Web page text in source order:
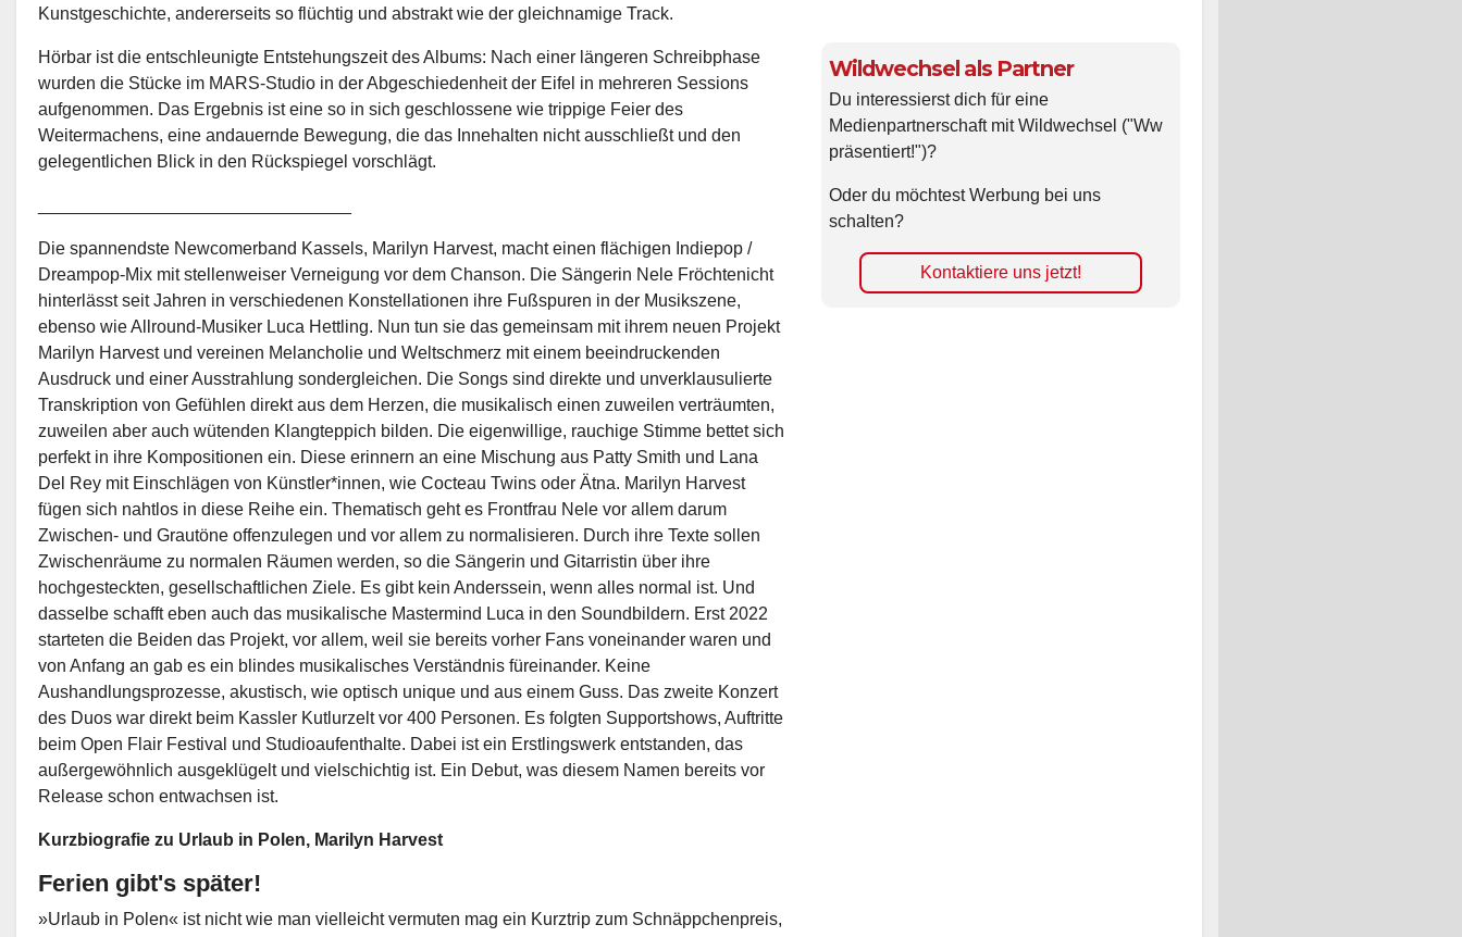
Kunstgeschichte, andererseits so flüchtig und abstrakt wie der gleichnamige Track.
Hörbar ist die entschleunigte Entstehungszeit des Albums: Nach einer längeren Schreibphase
wurden die Stücke im MARS-Studio in der Abgeschiedenheit der Eifel in mehreren Sessions
aufgenommen. Das Ergebnis ist eine so in sich geschlossene wie trippige Feier des
Weitermachens, eine andauernde Bewegung, die das Innehalten nicht ausschließt und den
gelegentlichen Blick in den Rückspiegel vorschlägt.
Die spannendste Newcomerband Kassels, Marilyn Harvest, macht einen flächigen Indiepop /
Dreampop-Mix mit stellenweiser Verneigung vor dem Chanson. Die Sängerin Nele Fröchtenicht
hinterlässt seit Jahren in verschiedenen Konstellationen ihre Fußspuren in der Musikszene,
ebenso wie Allround-Musiker Luca Hettling. Nun tun sie das gemeinsam mit ihrem neuen Projekt
Marilyn Harvest und vereinen Melancholie und Weltschmerz mit einem beeindruckenden
Ausdruck und einer Ausstrahlung sondergleichen. Die Songs sind direkte und unverklausulierte
Transkription von Gefühlen direkt aus dem Herzen, die musikalisch einen zuweilen verträumten,
zuweilen aber auch wütenden Klangteppich bilden. Die eigenwillige, rauchige Stimme bettet sich
perfekt in ihre Kompositionen ein. Diese erinnern an eine Mischung aus Patty Smith und Lana
Del Rey mit Einschlägen von Künstler*innen, wie Cocteau Twins oder Ätna. Marilyn Harvest
fügen sich nahtlos in diese Reihe ein. Thematisch geht es Frontfrau Nele vor allem darum
Zwischen- und Grautöne offenzulegen und vor allem zu normalisieren. Durch ihre Texte sollen
Zwischenräume zu normalen Räumen werden, so die Sängerin und Gitarristin über ihre
hochgesteckten, gesellschaftlichen Ziele. Es gibt kein Anderssein, wenn alles normal ist. Und
dasselbe schafft eben auch das musikalische Mastermind Luca in den Soundbildern. Erst 2022
starteten die Beiden das Projekt, vor allem, weil sie bereits vorher Fans voneinander waren und
von Anfang an gab es ein blindes musikalisches Verständnis füreinander. Keine
Aushandlungsprozesse, akustisch, wie optisch unique und aus einem Guss. Das zweite Konzert
des Duos war direkt beim Kassler Kutlurzelt vor 400 Personen. Es folgten Supportshows, Auftritte
beim Open Flair Festival und Studioaufenthalte. Dabei ist ein Erstlingswerk entstanden, das
außergewöhnlich ausgeklügelt und vielschichtig ist. Ein Debut, was diesem Namen bereits vor
Release schon entwachsen ist.
Kurzbiografie zu Urlaub in Polen, Marilyn Harvest
Ferien gibt's später!
»Urlaub in Polen« ist nicht wie man vielleicht vermuten mag ein Kurztrip zum Schnäppchenpreis,
Wildwechsel als Partner
Du interessierst dich für eine
Medienpartnerschaft mit Wildwechsel ("Ww
präsentiert!")?
Oder du möchtest Werbung bei uns
schalten?
Kontaktiere uns jetzt!